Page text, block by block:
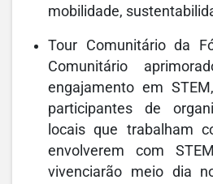
mobilidade,
Tour Comunitário da
Comunitário
engajamento em
participantes de
locais que trabalham
envolverem com
vivenciarão meio dia